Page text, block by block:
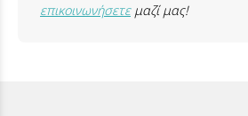
επικοινωνήσετεμαζί μας!